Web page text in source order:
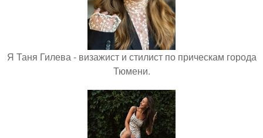
Я Таня Гилева - визажист и стилист по прическам города
Тюмени.